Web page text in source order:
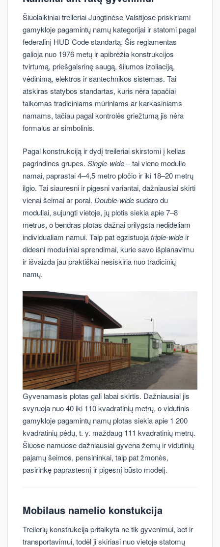
Šiuolaikiniai treileriai Jungtinėse Valstijose priskiriami
gamykloje pagamintų namų kategorijai ir statomi pagal
federalinį HUD Code standartą. Šis reglamentas
galioja nuo 1976 metų ir apibrėžia konstrukcijos
tvirtumą, priešgaisrinę saugą, šilumos izoliaciją,
vėdinimą, elektros ir santechnikos sistemas. Tai
atskiras statybos standartas, kuris nėra tapačiai
taikomas tradiciniams mūriniams ar karkasiniams
namams, tačiau pagal kontrolės griežtumą jis nėra
formalus ar simbolinis.
Pagal konstrukciją ir dydį treileriai skirstomi į kelias
pagrindines grupes. Single-wide– tai vieno modulio
namai, paprastai 4–4,5 metro pločio ir iki 18–20 metrų
ilgio. Tai siauresni ir pigesni variantai, dažniausiai skirti
vienai šeimai ar porai. Double-widesudaro du
moduliai, sujungti vietoje, jų plotis siekia apie 7–8
metrus, o bendras plotas dažnai prilygsta nedideliam
individualiam namui. Taip pat egzistuojatriple-wide ir
didesni moduliniai sprendimai, kurie savo išplanavimu
ir išvaizda jau praktiškai nesiskiria nuo tradicinių
namų.
Gyvenamasis plotas gali labai skirtis. Dažniausiai jis
svyruoja nuo 40 iki 110 kvadratinių metrų, o vidutinis
gamykloje pagamintų namų plotas siekia apie 1 200
kvadratinių pėdų, t. y. maždaug 111 kvadratinių metrų.
Šiuose namuose dažniausiai gyvena žemų ir vidutinių
pajamų šeimos, pensininkai, taip pat žmonės,
pasirinkę paprastesnį ir pigesnį būsto modelį.
Mobilaus namelio konstukcija
Treilerių konstrukcija pritaikyta ne tik gyvenimui, bet ir
transportavimui, todėl ji skiriasi nuo vietoje statomų